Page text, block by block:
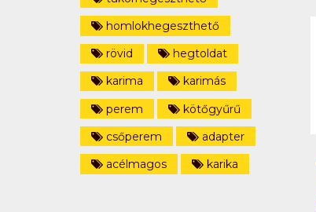
homlokhegeszthető
rövid
hegtoldat
karima
karimás
perem
kötőgyűrű
csőperem
adapter
acélmagos
karika